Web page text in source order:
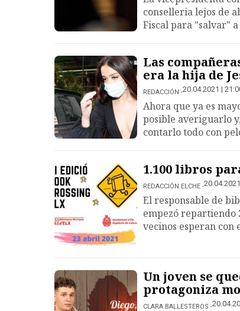
conselleria lejos de
Fiscal para "salvar"
Las
era la hija de
REDACCIÓN 20.04.2021 |
Ahora que ya es
posible averiguarlo
contarlo todo con
1.100 libros
REDACCIÓN ELCHE
El responsable de
empezó repartiendo
vecinos esperan con
Un joven se
protagoniza
CLARA BALLESTEROS